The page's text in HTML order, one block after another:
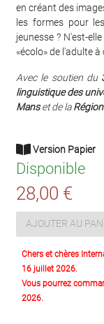
en créant des
les formes pour
jeunesse ? N'est-
«écolo» de l'adulte
Avec le soutien du
linguistique des
Manset de la
Version Papier
Disponible
28,00 €
AJOUTER AU
Chers et chères
16 juillet 2026.
Vous pourrez
2026.